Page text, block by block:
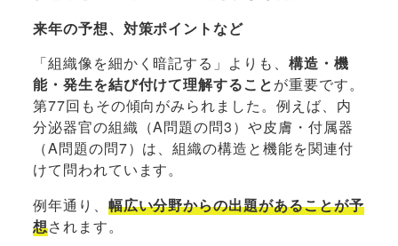
来年の予想、対策ポイントなど
「組織像を細かく暗記する」よりも、構造・機
能・発生を結び付けて理解することが重要です。
第77回もその傾向がみられました。例えば、内
分泌器官の組織（A問題の問3）や皮膚・付属器
（A問題の問7）は、組織の構造と機能を関連付
けて問われています。
例年通り、 幅広い分野からの出題があることが予
想されます。